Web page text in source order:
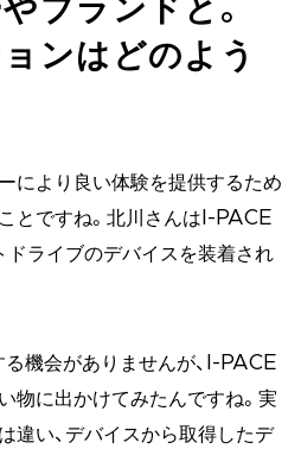
ブランドと。
ンはどのよう
ーにより良い体験を提供するため
とですね。北川さんはI-PACE
ドライブのデバイスを装着され
る機会がありませんが、I-PACE
物に出かけてみたんですね。実
違い、デバイスから取得したデ